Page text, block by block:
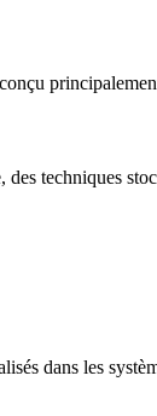
techniques
dans les